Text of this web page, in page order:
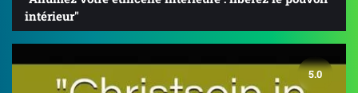
intérieur"
5.0